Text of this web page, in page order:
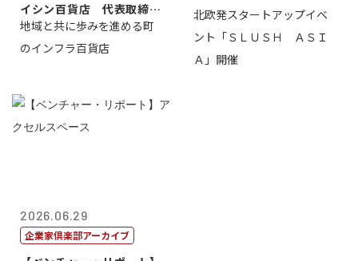
イシン百貨店 代表取締役
社長 西山 ...
地域と共に歩みを進める町
のインフラ百貨店
北欧発スタートアップイベ
ント「ＳＬＵＳＨ ＡＳＩ
Ａ」開催
2026.06.29
企業家倶楽部アーカイブ